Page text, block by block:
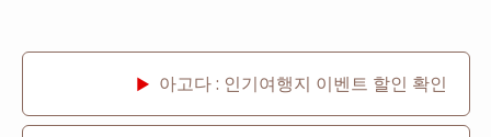
▶ 아고다 : 인기여행지 이벤트 할인 확인